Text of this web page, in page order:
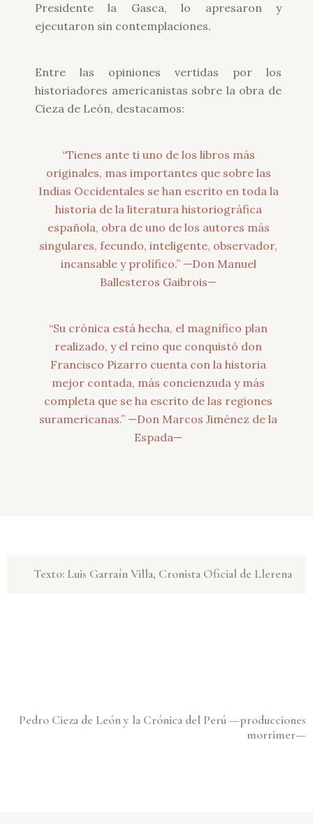
Presidente la Gasca, lo apresaron y
ejecutaron sin contemplaciones.
Entre las opiniones vertidas por los
historiadores americanistas sobre la obra de
Cieza de León, destacamos:
“Tienes ante ti uno de los libros más
originales, mas importantes que sobre las
Indias Occidentales se han escrito en toda la
historia de la literatura historiográfica
española, obra de uno de los autores más
singulares, fecundo, inteligente, observador,
incansable y prolífico.” —Don Manuel
Ballesteros Gaibrois—
“Su crónica está hecha, el magnífico plan
realizado, y el reino que conquistó don
Francisco Pizarro cuenta con la historia
mejor contada, más concienzuda y más
completa que se ha escrito de las regiones
suramericanas.” —Don Marcos Jiménez de la
Espada—
Texto: Luis Garraín Villa, Cronista Oficial de Llerena
Pedro Cieza de León y la Crónica del Perú —producciones
morrimer—